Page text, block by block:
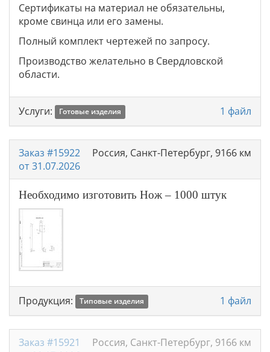
Сертификаты на материал не обязательны,
кроме свинца или его замены.
Полный комплект чертежей по запросу.
Производство желательно в Свердловской
области.
1 файл
Услуги: Готовые изделия
Россия, Санкт-Петербург, 9166 км
Заказ #15922
от 31.07.2026
Необходимо изготовить Нож – 1000 штук
1 файл
Продукция: Типовые изделия
Россия, Санкт-Петербург, 9166 км
Заказ #15921